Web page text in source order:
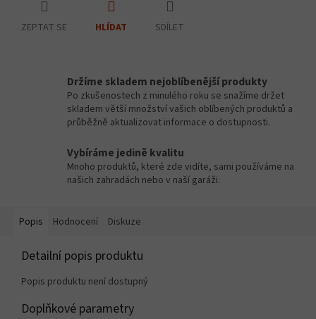
ZEPTAT SE HLÍDAT SDÍLET
Držíme skladem nejoblíbenější produkty
Po zkušenostech z minulého roku se snažíme držet
skladem větší množství vašich oblíbených produktů a
průběžně aktualizovat informace o dostupnosti.
Vybíráme jedině kvalitu
Mnoho produktů, které zde vidíte, sami používáme na
našich zahradách nebo v naší garáži.
Popis Hodnocení Diskuze
Detailní popis produktu
Popis produktu není dostupný
Doplňkové parametry